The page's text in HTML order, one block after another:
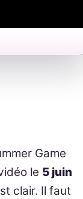
Game
le 5 juin
clair. Il faut